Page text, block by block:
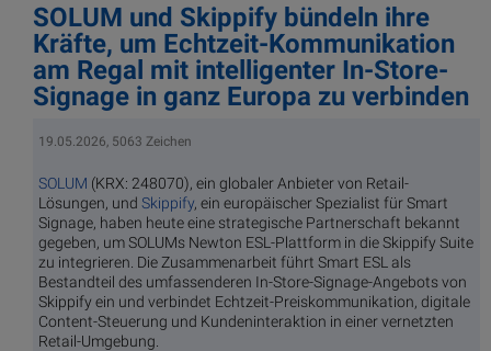
SOLUM und Skippify bündeln ihre
Kräfte, um Echtzeit-Kommunikation
am Regal mit intelligenter In-Store-
Signage in ganz Europa zu verbinden
19.05.2026, 5063 Zeichen
SOLUM (KRX: 248070), ein globaler Anbieter von Retail-
Lösungen, und Skippify, ein europäischer Spezialist für Smart
Signage, haben heute eine strategische Partnerschaft bekannt
gegeben, um SOLUMs Newton ESL-Plattform in die Skippify Suite
zu integrieren. Die Zusammenarbeit führt Smart ESL als
Bestandteil des umfassenderen In-Store-Signage-Angebots von
Skippify ein und verbindet Echtzeit-Preiskommunikation, digitale
Content-Steuerung und Kundeninteraktion in einer vernetzten
Retail-Umgebung.